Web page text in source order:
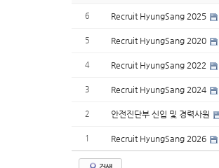
6 Recruit HyungSang 2025
5 Recruit HyungSang 2020
4 Recruit HyungSang 2022
3 Recruit HyungSang 2024
2 안전진단부 신입 및 경력사원
1 Recruit HyungSang 2026